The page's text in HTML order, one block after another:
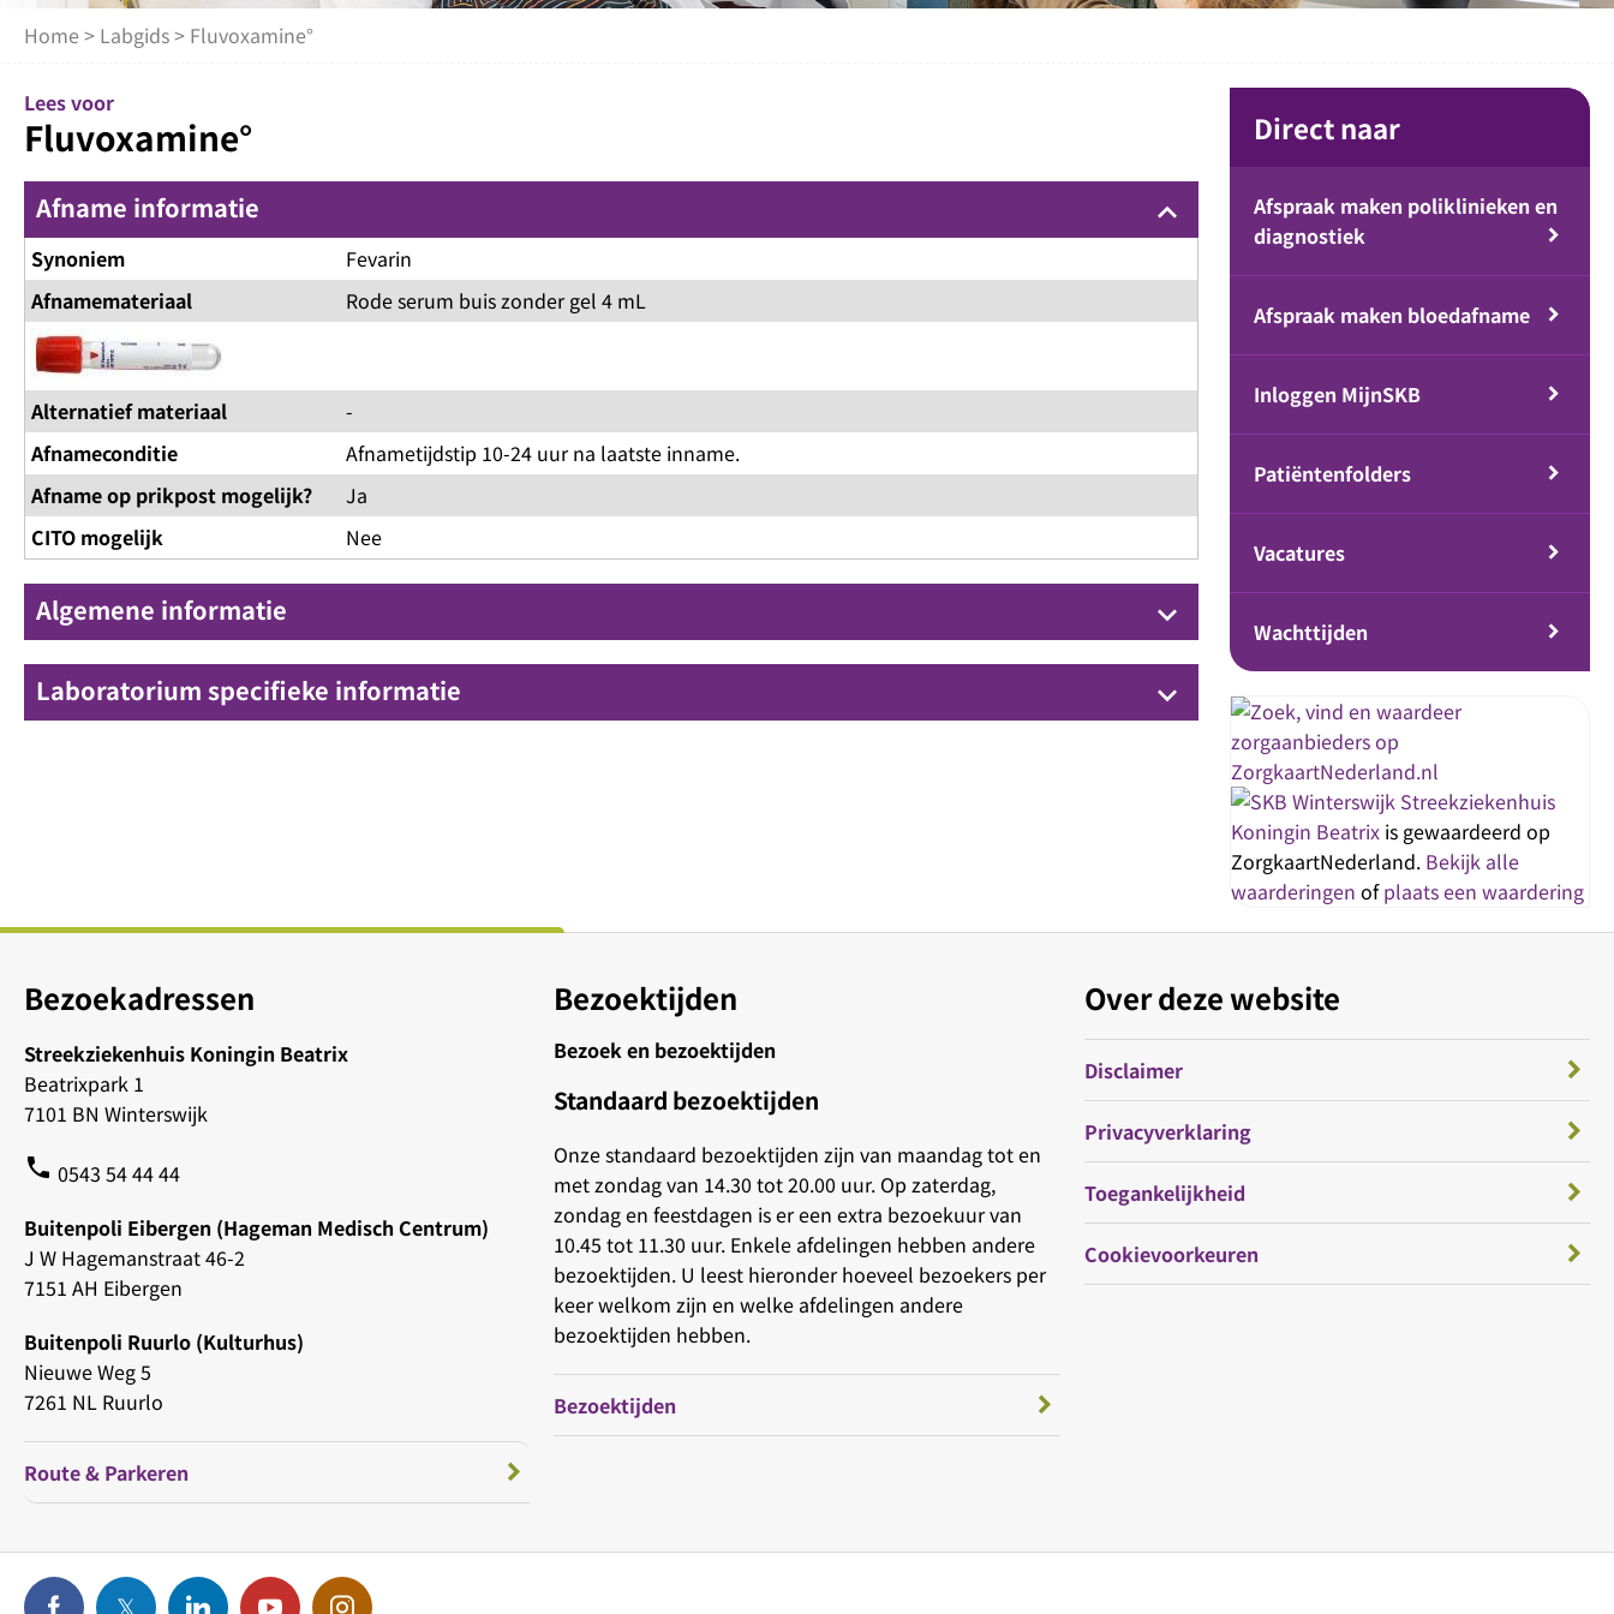
Home > Labgids> Fluvoxamine°
Lees voor
Fluvoxamine°
Afname informatie keyboard_arrow_up
Synoniem
Fevarin
Afnamemateriaal
Rode serum buis zonder gel 4 mL
Alternatief materiaal
-
Afnameconditie
Afnametijdstip 10-24 uur na laatste inname.
Afname op prikpost mogelijk?
Ja
CITO mogelijk
Nee
Algemene informatie keyboard_arrow_down
Laboratorium specifieke informatie keyboard_arrow_down
Direct naar
Afspraak maken poliklinieken en
diagnostiek
Afspraak maken bloedafname
Inloggen MijnSKB
Patiëntenfolders
Vacatures
Wachttijden
Streekziekenhuis
Koningin Beatrix is gewaardeerd op
ZorgkaartNederland. Bekijk alle
waarderingen ofplaats een waardering
Bezoekadressen
Streekziekenhuis Koningin Beatrix
Beatrixpark 1
7101 BN Winterswijk
phone 0543 54 44 44
Buitenpoli Eibergen (Hageman Medisch Centrum)
J W Hagemanstraat 46-2
7151 AH Eibergen
Buitenpoli Ruurlo (Kulturhus)
Nieuwe Weg 5
7261 NL Ruurlo
Route & Parkeren
Bezoektijden
Bezoek en bezoektijden
Standaard bezoektijden
Onze standaard bezoektijden zijn van maandag tot en
met zondag van 14.30 tot 20.00 uur. Op zaterdag,
zondag en feestdagen is er een extra bezoekuur van
10.45 tot 11.30 uur. Enkele afdelingen hebben andere
bezoektijden. U leest hieronder hoeveel bezoekers per
keer welkom zijn en welke afdelingen andere
bezoektijden hebben.
Bezoektijden
Over deze website
Disclaimer
Privacyverklaring
Toegankelijkheid
Cookievoorkeuren